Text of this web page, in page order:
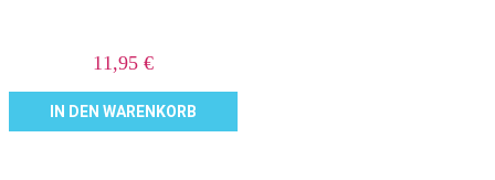
11,95€
IN DEN WARENKORB